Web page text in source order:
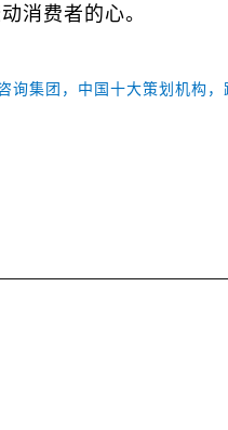
消费者的心。
询集团，中国十大策划机构